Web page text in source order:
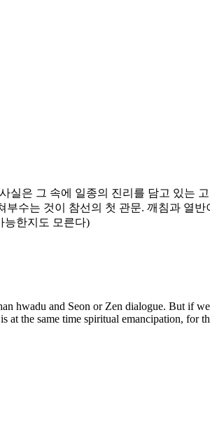
은 그 속에 일종의 진리를 담고 있는
수는 것이 참선의 첫 관문. 깨침과 열
능한지도 모른다)
hwadu and Seon or Zen dialogue. But if
the same time spiritual emancipation, for